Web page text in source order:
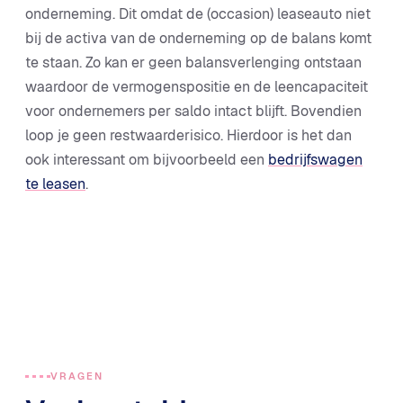
onderneming. Dit omdat de (occasion) leaseauto niet
bij de activa van de onderneming op de balans komt
te staan. Zo kan er geen balansverlenging ontstaan
waardoor de vermogenspositie en de leencapaciteit
voor ondernemers per saldo intact blijft. Bovendien
loop je geen restwaarderisico. Hierdoor is het dan
ook interessant om bijvoorbeeld een bedrijfswagen
te leasen.
VRAGEN